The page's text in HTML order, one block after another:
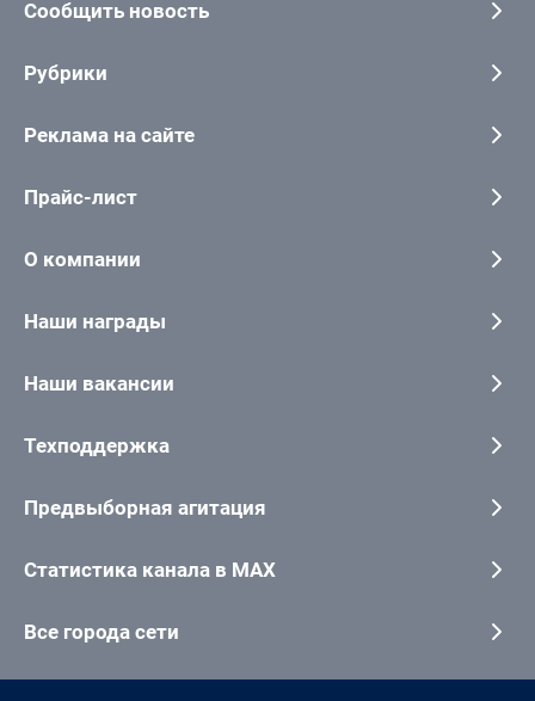
Сообщить новость
Рубрики
Реклама на сайте
Прайс-лист
О компании
Наши награды
Наши вакансии
Техподдержка
Предвыборная агитация
Статистика канала в MAX
Все города сети